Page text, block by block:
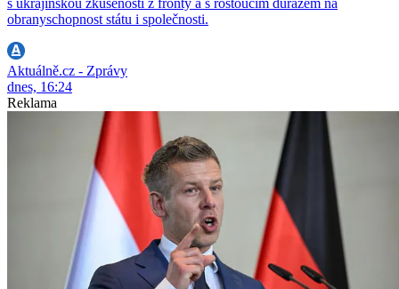
s ukrajinskou zkušeností z fronty a s rostoucím důrazem na
obranyschopnost státu i společnosti.
Aktuálně.cz - Zprávy
dnes, 16:24
Reklama